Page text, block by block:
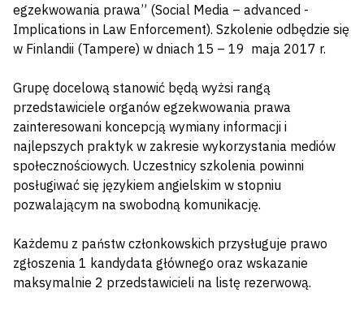
egzekwowania prawa” (Social Media – advanced -
Implications in Law Enforcement). Szkolenie odbędzie się
w Finlandii (Tampere) w dniach 15 – 19 maja 2017 r.
Grupę docelową stanowić będą wyżsi rangą
przedstawiciele organów egzekwowania prawa
zainteresowani koncepcją wymiany informacji i
najlepszych praktyk w zakresie wykorzystania mediów
społecznościowych. Uczestnicy szkolenia powinni
posługiwać się językiem angielskim w stopniu
pozwalającym na swobodną komunikację.
Każdemu z państw członkowskich przysługuje prawo
zgłoszenia 1 kandydata głównego oraz wskazanie
maksymalnie 2 przedstawicieli na listę rezerwową.